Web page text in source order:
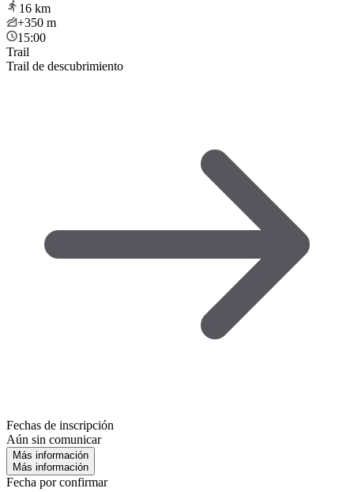
16 km
+350 m
15:00
Trail
Trail de descubrimiento
Fechas de inscripción
Aún sin comunicar
Más información
Más información
Fecha por confirmar